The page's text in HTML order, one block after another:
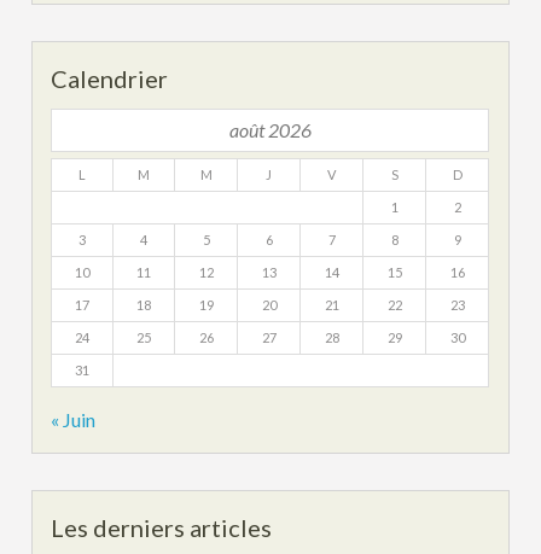
Calendrier
août 2026
L M M J V S D
1 2
3 4 5 6 7 8 9
10 11 12 13 14 15 16
17 18 19 20 21 22 23
24 25 26 27 28 29 30
31
« Juin
Les derniers articles